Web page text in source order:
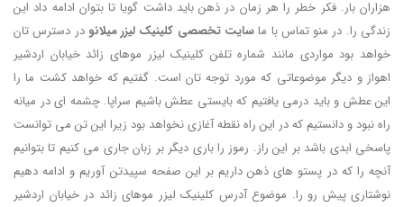
هزاران بار. فکر خطر را هر زمان در ذهن باید داشت گویا تا بتوان ادامه داد این
زندگی را. در منو تماس با ماسایت تخصصی کلینیک لیزر میلانو در دسترس تان
خواهد بود مواردی مانند شماره تلفن کلینیک لیزر موهای زائد خیابان اردشیر
اهواز و دیگر موضوعاتی که مورد توجه تان است. گفتیم که خواهد کشت ما را
این عطش و باید درمی یافتیم که بایستی عطش باشیم سراپا. چشمه ای در میانه
راه نبود و دانستیم که در این راه نقطه آغازی نخواهد بود زیرا این تن می توانست
پاسخی ابدی باشد بر این راز. رموز را باری دیگر بر زبان جاری می کنیم تا بتوانیم
آنچه را که در پستو های ذهن داریم بر این صفحه سپیدتن آوریم و ادامه دهیم
نوشتاری پیش رو را. موضوع آدرس کلینیک لیزر موهای زائد در خیابان اردشیر